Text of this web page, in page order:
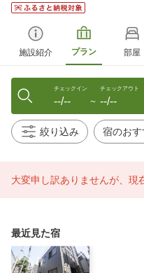
施設紹介 プラン 部屋
チェックイン
--/-- 〜
チェックアウト
--/--
絞り込み
大変申し訳ありませんが、現
最近見た宿